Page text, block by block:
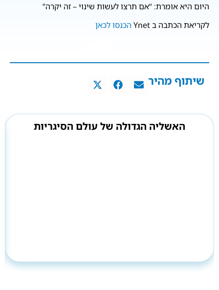
היום היא אומרת: “אם תרצו לעשות שינוי – זה יקרה”
לקריאת הכתבה ב Ynet
הכנסו לכאן
שיתוף מהיר
האשליה הגדולה של עולם הסיגריות